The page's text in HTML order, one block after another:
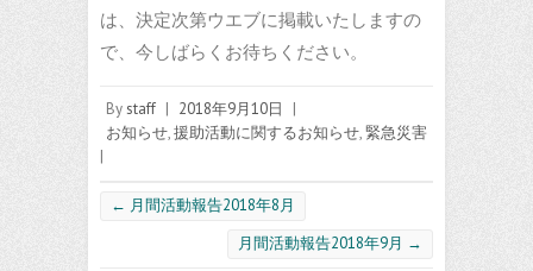
は、決定次第ウエブに掲載いたしますの
で、今しばらくお待ちください。
Bystaff | 2018年9月10日
|
お知らせ,援助活動に関するお知らせ,緊急災害
|
← 月間活動報告2018年8月
月間活動報告2018年9月 →